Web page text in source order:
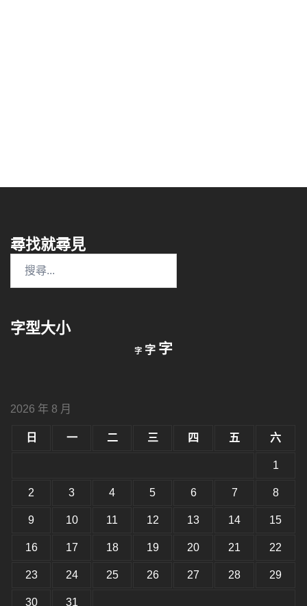
尋找就尋見
字:
字型大小
字 小
字重
小。
字放
2026 年 8 月
日 一 二 三 四 五 六
1
2 3 4 5 6 7 8
9 10 11 12 13 14 15
16 17 18 19 20 21 22
23 24 25 26 27 28 29
30 31